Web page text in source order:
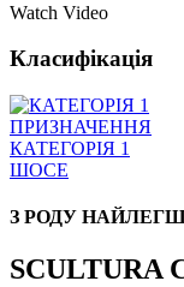
Watch Video
Класифікація
ПРИЗНАЧЕННЯ
КАТЕГОРІЯ 1
ШОСЕ
З РОДУ
SCULTURA